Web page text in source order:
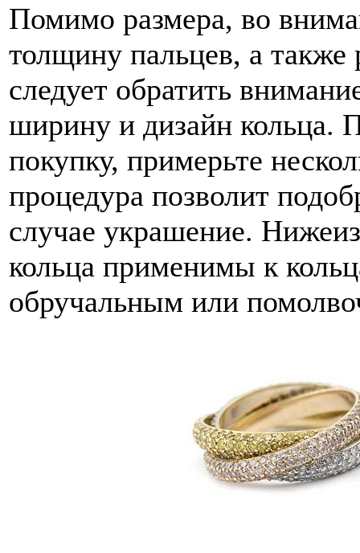
Помимо размера, во
толщину пальцев, а
следует обратить
ширину и дизайн кольца.
покупку, примерьте
процедура позволит
случае украшение.
кольца применимы к
обручальным или